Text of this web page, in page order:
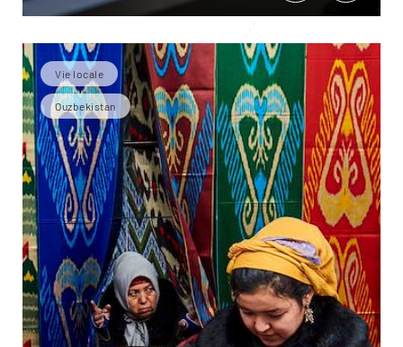
Vie locale
Ouzbekistan